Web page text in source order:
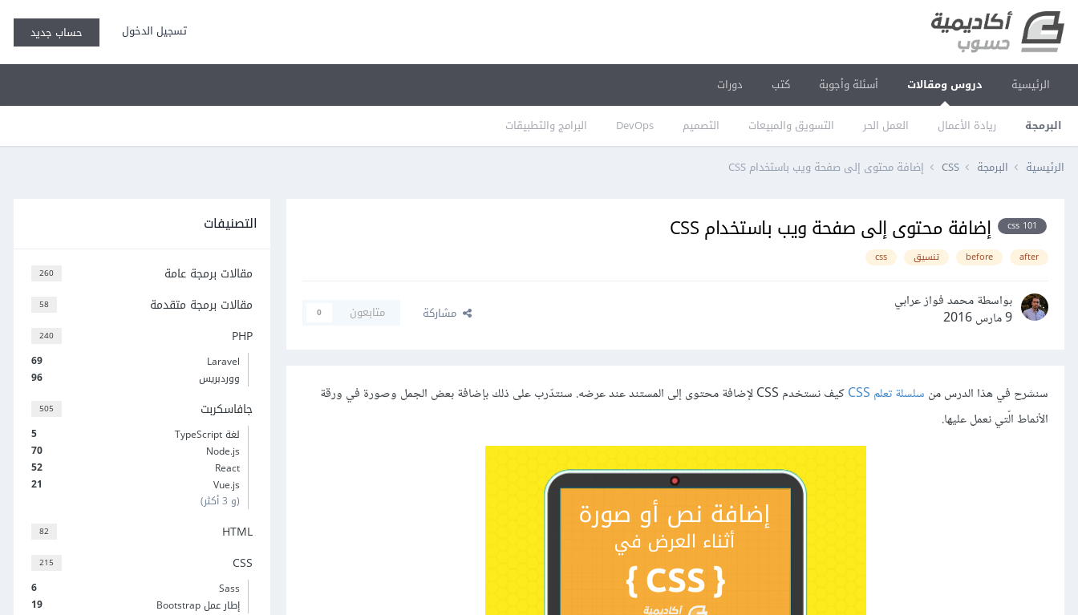
تسجيل الدخول حساب جديد
الرئيسية دروس ومقالات
البرمجة ريادة الأعمال العمل الحر التسويق والمبيعات التصميم DevOps البرامج والتطبيقات
أسئلة وأجوبة كتب دورات
الرئيسية البرمجة CSS إضافة محتوى إلى صفحة ويب باستخدام CSS
css 101 إضافة محتوى إلى صفحة ويب باستخدام CSS
after
before تنسيق css
بواسطة محمد فواز عرابي
9 مارس 2016
مشاركة متابعون 0
سنشرح في هذا الدرس من سلسلة تعلم CSS
كيف نستخدم CSS لإضافة محتوى إلى المستند عند عرضه. سنتدّرب على ذلك بإضافة بعض الجمل وصورة في ورقة
الأنماط الّتي نعمل عليها.
التصنيفات
260 مقالات برمجة عامة
58 مقالات برمجة متقدمة
240 PHP
69
Laravel
96
ووردبريس
505 جافاسكربت
5
لغة TypeScript
70
Node.js
52
React
21
Vue.js
(و 3 أكثر)
82 HTML
215 CSS
6
Sass
19
إطار عمل Bootstrap